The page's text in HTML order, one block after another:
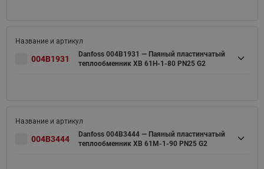
004B1931
Danfoss 004B1931 — Паяный пластинчатый
теплообменник XB 61H-1-80 PN25 G2
004B3444
Danfoss 004B3444 — Паяный пластинчатый
теплообменник XB 61M-1-90 PN25 G2